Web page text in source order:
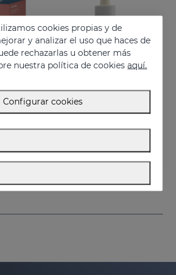
estrías Tratamiento intensivo de choque de las estrías instaladas (de color blanco nacarado).
cookies propias y de
y analizar el uso que haces de
rechazarlas u obtener más
nuestra política de cookiesaquí.
Configurar cookies